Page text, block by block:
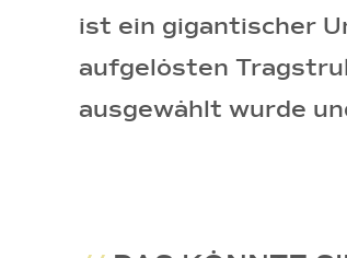
ist ein gigantischer
aufgelösten
ausgewählt wurde